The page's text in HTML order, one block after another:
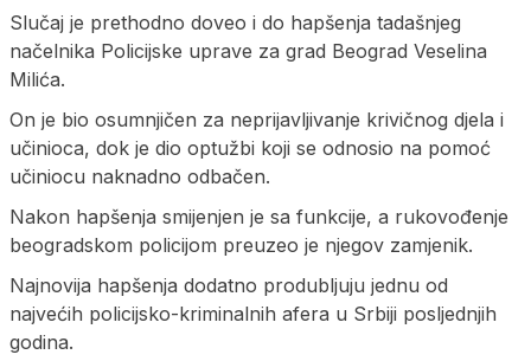
Slučaj je prethodno doveo i do hapšenja tadašnjeg
načelnika Policijske uprave za grad Beograd Veselina
Milića.
On je bio osumnjičen za neprijavljivanje krivičnog djela i
učinioca, dok je dio optužbi koji se odnosio na pomoć
učiniocu naknadno odbačen.
Nakon hapšenja smijenjen je sa funkcije, a rukovođenje
beogradskom policijom preuzeo je njegov zamjenik.
Najnovija hapšenja dodatno produbljuju jednu od
najvećih policijsko-kriminalnih afera u Srbiji posljednjih
godina.